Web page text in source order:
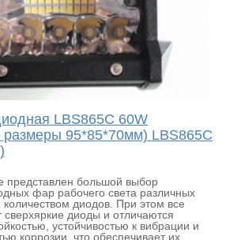
LBS865C 60W
размеры 95*85*70мм) LBS865C
представлен большой выбор
фар рабочего света различных
диодов. При этом все
диоды и отличаются
устойчивостью к вибрации и
коррозии, что обеспечивает их